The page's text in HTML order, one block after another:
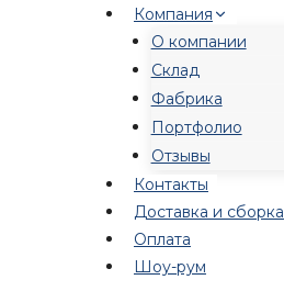
Компания
О компании
Склад
Фабрика
Портфолио
Отзывы
Контакты
Доставка и сборка
Оплата
Шоу-рум